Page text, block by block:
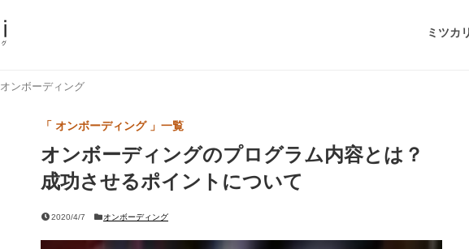
ミツカ
オンボーディング
「 オンボーディング 」一覧
オンボーディングのプログラム内容とは？
成功させるポイントについて
2020/4/7 オンボーディング